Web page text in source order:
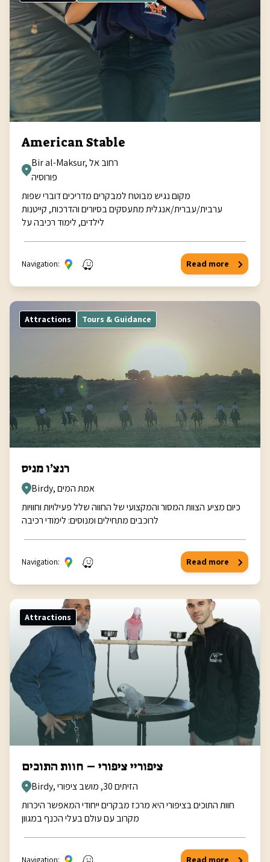
American Stable
Bir al-Maksur, רחוב אל
פורוסיה
מקום נגיש מבוטח למבקרים מדריכים דוברי שפות
ערבית/עברית/אנגלית מתעסקים בסיורים והדרכות, קייטנות
לילדים, לימוד רכיבה על
Navigation: Read more
Attractions Tours & Guidance
רנצ’ו מניס
Birdy, אמת המים
כיום מציע הצוות המסור והמקצועי של החווה שלל פעילויות וחוויות
לרוכבים מתחילים ומנוסים: לימודי רכיבה
Navigation: Read more
Attractions
ציפוריי ציפורי – חוות התוכים
Birdy, הזיתים 30, מושב ציפורי
חוות התוכים בציפורי היא מרכז מבקרים ייחודי המאפשר היכרות
מקרוב עם עולם בעלי הכנף במגוון
Navigation: Read more